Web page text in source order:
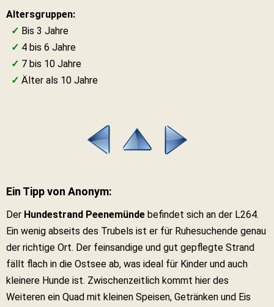
Altersgruppen:
✓ Bis 3 Jahre
✓ 4 bis 6 Jahre
✓ 7 bis 10 Jahre
✓ Älter als 10 Jahre
Ein Tipp von Anonym:
Der Hundestrand Peenemünde befindet sich an der L264.
Ein wenig abseits des Trubels ist er für Ruhesuchende genau
der richtige Ort. Der feinsandige und gut gepflegte Strand
fällt flach in die Ostsee ab, was ideal für Kinder und auch
kleinere Hunde ist. Zwischenzeitlich kommt hier des
Weiteren ein Quad mit kleinen Speisen, Getränken und Eis